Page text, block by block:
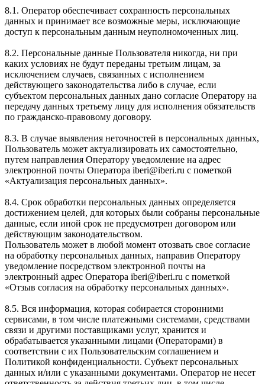
8.1. Оператор обеспечивает сохранность персональных
данных и принимает все возможные меры, исключающие
доступ к персональным данным неуполномоченных лиц.
8.2. Персональные данные Пользователя никогда, ни при
каких условиях не будут переданы третьим лицам, за
исключением случаев, связанных с исполнением
действующего законодательства либо в случае, если
субъектом персональных данных дано согласие Оператору на
передачу данных третьему лицу для исполнения обязательств
по гражданско-правовому договору.
8.3. В случае выявления неточностей в персональных данных,
Пользователь может актуализировать их самостоятельно,
путем направления Оператору уведомление на адрес
электронной почты Оператора iberi@iberi.ru с пометкой
«Актуализация персональных данных».
8.4. Срок обработки персональных данных определяется
достижением целей, для которых были собраны персональные
данные, если иной срок не предусмотрен договором или
действующим законодательством.
Пользователь может в любой момент отозвать свое согласие
на обработку персональных данных, направив Оператору
уведомление посредством электронной почты на
электронный адрес Оператора iberi@iberi.ru с пометкой
«Отзыв согласия на обработку персональных данных».
8.5. Вся информация, которая собирается сторонними
сервисами, в том числе платежными системами, средствами
связи и другими поставщиками услуг, хранится и
обрабатывается указанными лицами (Операторами) в
соответствии с их Пользовательским соглашением и
Политикой конфиденциальности. Субъект персональных
данных и/или с указанными документами. Оператор не несет